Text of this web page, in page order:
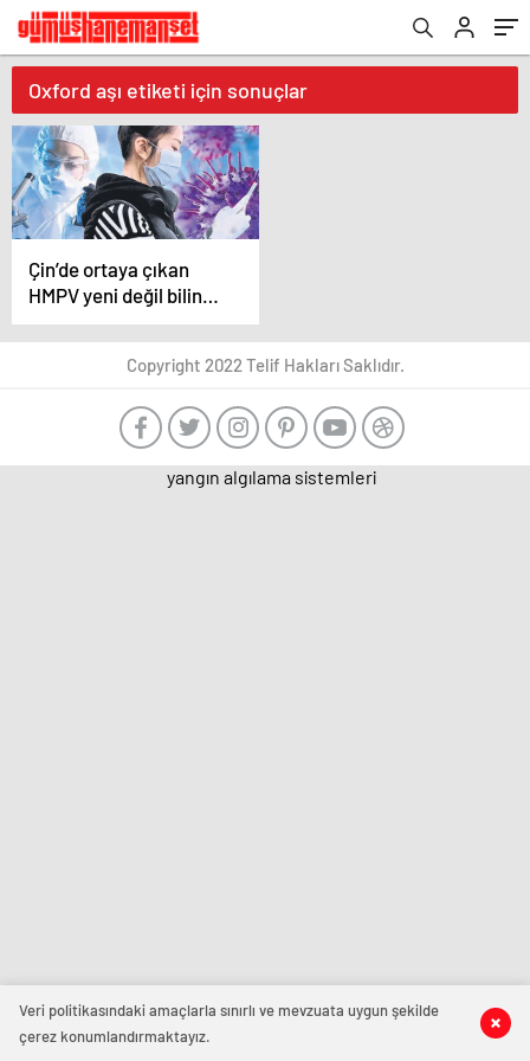
Oxford aşı etiketi için sonuçlar
Çin’de ortaya çıkan
HMPV yeni değil bilinen
bir virüs
Copyright 2022 Telif Hakları Saklıdır.
Veri politikasındaki amaçlarla sınırlı ve mevzuata uygun şekilde
çerez konumlandırmaktayız.
yangın algılama sistemleri